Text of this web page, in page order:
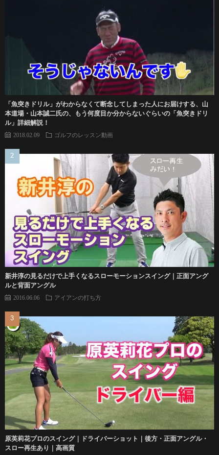
「魚突きドリル」がわからなくて断念してしまった人にお届けする、山
本道場・山本誠二氏の、もう何度目か分からないぐらいの「魚突きドリ
ル」詳細解説！
2018.02.09 ゴルフのレッスン動画
新井淳の見るだけで上手くなるスローモーションスイング｜正面アング
ルと背面アングル
2016.06.06 アイアンの打ち方
原英莉花プロのスイング｜ドライバーショット｜後方・正面アングル・
スロー再生あり｜高画質